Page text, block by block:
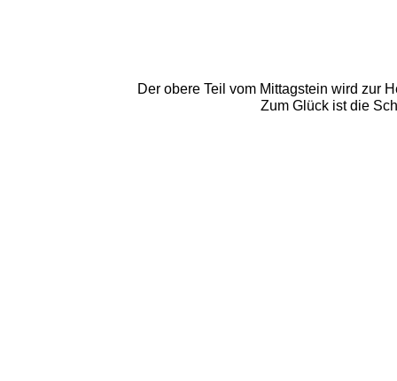
Der obere Teil vom Mittagstein wird zur
Zum Glück ist die